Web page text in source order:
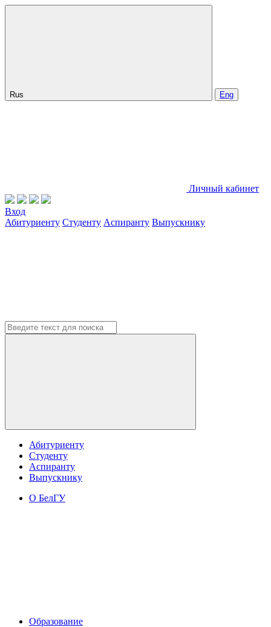
Rus Eng
Личный кабинет
Вход
Абитуриенту Студенту Аспиранту Выпускнику
Абитуриенту
Студенту
Аспиранту
Выпускнику
О БелГУ
Образование